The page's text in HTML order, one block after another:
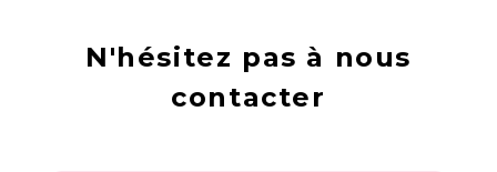
N'hésitez pas à nous
contacter